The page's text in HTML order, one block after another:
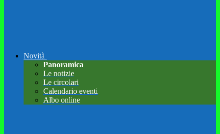
Novità
Panoramica
Le notizie
Le circolari
Calendario eventi
Albo online